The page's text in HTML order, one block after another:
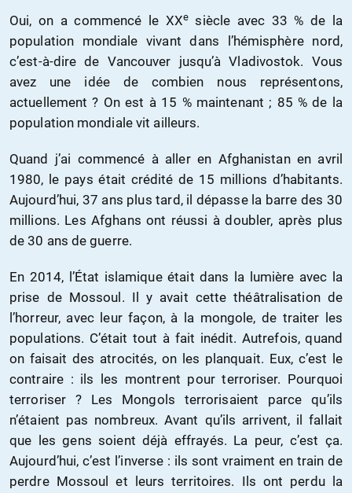
Oui, on a commencé le XXesiècle avec 33 % de la
population mondiale vivant dans l’hémisphère nord,
c’est-à-dire de Vancouver jusqu’à Vladivostok. Vous
avez une idée de combien nous représentons,
actuellement ? On est à 15 % maintenant ; 85 % de la
population mondiale vit ailleurs.
Quand j’ai commencé à aller en Afghanistan en avril
1980, le pays était crédité de 15 millions d’habitants.
Aujourd’hui, 37 ans plus tard, il dépasse la barre des 30
millions. Les Afghans ont réussi à doubler, après plus
de 30 ans de guerre.
En 2014, l’État islamique était dans la lumière avec la
prise de Mossoul. Il y avait cette théâtralisation de
l’horreur, avec leur façon, à la mongole, de traiter les
populations. C’était tout à fait inédit. Autrefois, quand
on faisait des atrocités, on les planquait. Eux, c’est le
contraire : ils les montrent pour terroriser. Pourquoi
terroriser ? Les Mongols terrorisaient parce qu’ils
n’étaient pas nombreux. Avant qu’ils arrivent, il fallait
que les gens soient déjà effrayés. La peur, c’est ça.
Aujourd’hui, c’est l’inverse : ils sont vraiment en train de
perdre Mossoul et leurs territoires. Ils ont perdu la